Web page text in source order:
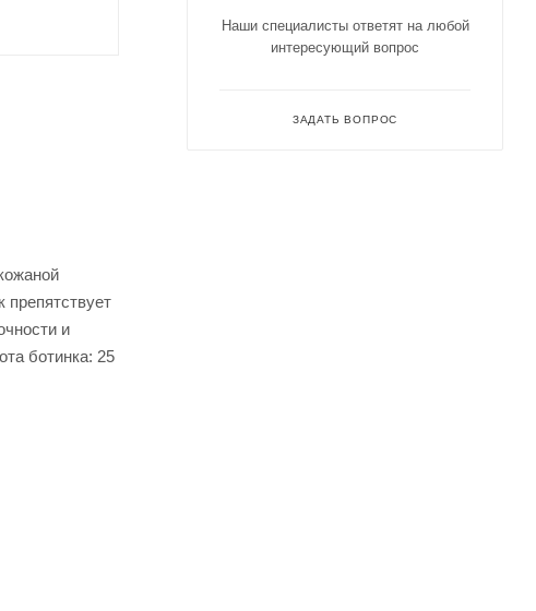
и
ботинка: 25
Наши специалисты ответят на любой
интересующий вопрос
ЗАДАТЬ ВОПРОС